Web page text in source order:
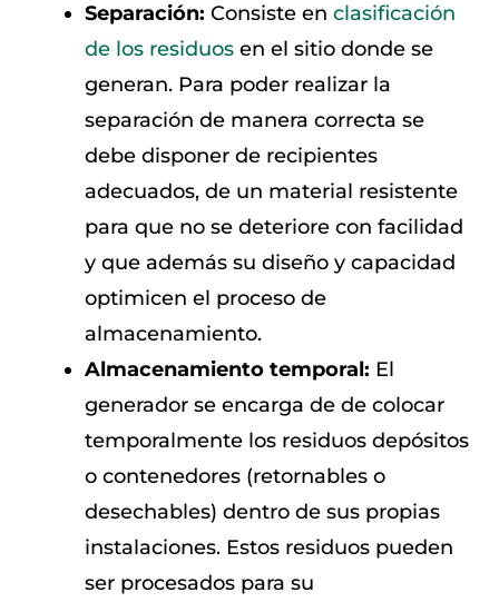
Separación: Consiste enclasificación
de los residuos en el sitio donde se
generan. Para poder realizar la
separación de manera correcta se
debe disponer de recipientes
adecuados, de un material resistente
para que no se deteriore con facilidad
y que además su diseño y capacidad
optimicen el proceso de
almacenamiento.
Almacenamiento temporal: El
generador se encarga de de colocar
temporalmente los residuos depósitos
o contenedores (retornables o
desechables) dentro de sus propias
instalaciones. Estos residuos pueden
ser procesados para su